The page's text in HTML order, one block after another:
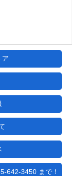
ア
642-3450 まで！